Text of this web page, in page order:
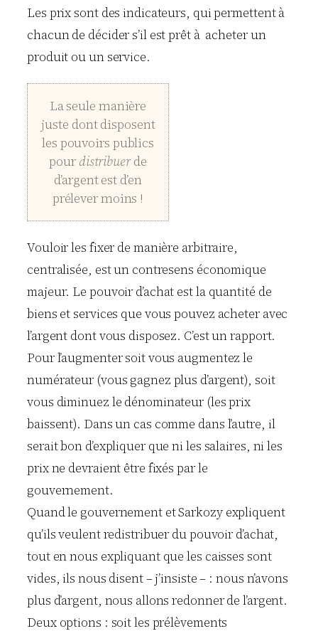
Les prix sont des indicateurs, qui permettent à
chacun de décider s’il est prêt à acheter un
produit ou un service.
La seule manière
juste dont disposent
les pouvoirs publics
pour distribuerde
d’argent est d’en
prélever moins !
Vouloir les fixer de manière arbitraire,
centralisée, est un contresens économique
majeur. Le pouvoir d’achat est la quantité de
biens et services que vous pouvez acheter avec
l’argent dont vous disposez. C’est un rapport.
Pour l’augmenter soit vous augmentez le
numérateur (vous gagnez plus d’argent), soit
vous diminuez le dénominateur (les prix
baissent). Dans un cas comme dans l’autre, il
serait bon d’expliquer que ni les salaires, ni les
prix ne devraient être fixés par le
gouvernement.
Quand le gouvernement et Sarkozy expliquent
qu’ils veulent redistribuer du pouvoir d’achat,
tout en nous expliquant que les caisses sont
vides, ils nous disent – j’insiste – : nous n’avons
plus d’argent, nous allons redonner de l’argent.
Deux options : soit les prélèvements